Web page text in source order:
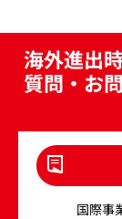
海外進出
質問・お
国際事